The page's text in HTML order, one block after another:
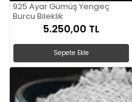
925 Ayar Gümüş Yengeç
Burcu Bileklik
5.250,00 TL
Sepete Ekle